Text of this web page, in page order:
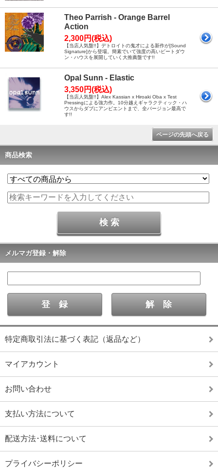
Theo Parrish - Orange Barrel
Action
2,300円(税込)
【当店人気盤!!】デトロイトの鬼才による新作が[Sound
Signature]から登場。簡素でいて強度の高いビートダウ
ン・ハウスを展開していく大推薦盤です!!
Opal Sunn - Elastic
3,350円(税込)
【当店人気盤!!】Alex Kassian x Hiroaki Oba x Test
Pressingによる強力作。10分越えギャラクティック・ハ
ウスからダブにアンビエントまで、全バージョン最高で
す!!
ページの先頭へ戻る
商品検索
メルマガ登録・解除
特定商取引法に基づく表記（返品など）
マイアカウント
お問い合わせ
支払い方法について
配送方法･送料について
プライバシーポリシー